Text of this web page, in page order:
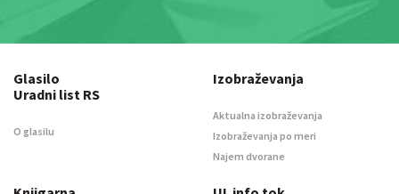
Glasilo
Uradni list RS
O glasilu
Izobraževanja
Aktualna izobraževanja
Izobraževanja po meri
Najem dvorane